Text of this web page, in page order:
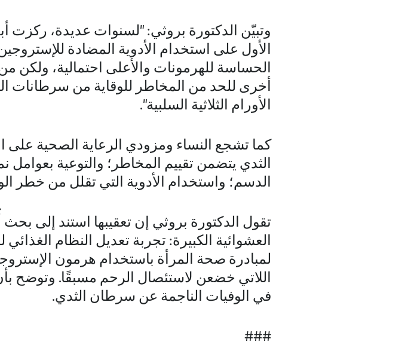
وتبيّن الدكتورة بروثي: "لسنوات عديدة، ركزت
الأول على استخدام الأدوية المضادة
الحساسة للهرمونات والأعلى احتمالية، ولكن
أخرى للحد من المخاطر للوقاية من سرطانات
الأورام الثلاثية السلبية".
كما تشجع النساء ومزودي الرعاية الصحية
الثدي يتضمن تقييم المخاطر؛ والتوعية بعوامل
الدسم؛ واستخدام الأدوية التي تقلل من خطر
تقول الدكتورة بروثي إن تعقيبها استند إلى
العشوائية الكبيرة: تجربة تعديل النظام
لمبادرة صحة المرأة باستخدام هرمون
اللاتي خضعن لاستئصال الرحم مسبقًا. وتوضح بأن
في الوفيات الناجمة عن سرطان الثدي.
###